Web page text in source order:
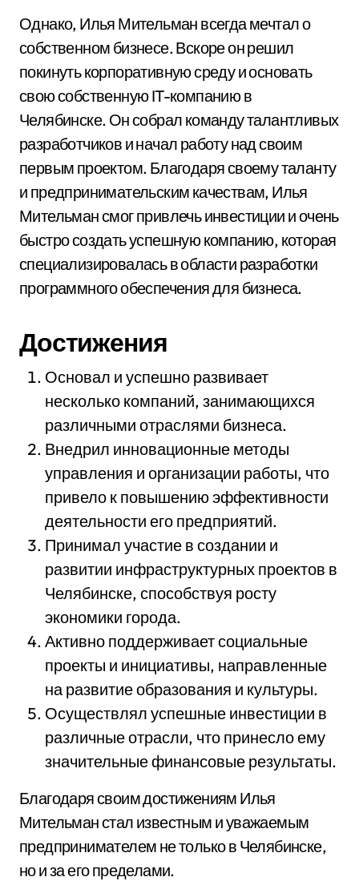
Однако, Илья Мительман всегда мечтал о
собственном бизнесе. Вскоре он решил
покинуть корпоративную среду и основать
свою собственную IT-компанию в
Челябинске. Он собрал команду талантливых
разработчиков и начал работу над своим
первым проектом. Благодаря своему таланту
и предпринимательским качествам, Илья
Мительман смог привлечь инвестиции и очень
быстро создать успешную компанию, которая
специализировалась в области разработки
программного обеспечения для бизнеса.
Достижения
Основал и успешно развивает
несколько компаний, занимающихся
различными отраслями бизнеса.
Внедрил инновационные методы
управления и организации работы, что
привело к повышению эффективности
деятельности его предприятий.
Принимал участие в создании и
развитии инфраструктурных проектов в
Челябинске, способствуя росту
экономики города.
Активно поддерживает социальные
проекты и инициативы, направленные
на развитие образования и культуры.
Осуществлял успешные инвестиции в
различные отрасли, что принесло ему
значительные финансовые результаты.
Благодаря своим достижениям Илья
Мительман стал известным и уважаемым
предпринимателем не только в Челябинске,
но и за его пределами.